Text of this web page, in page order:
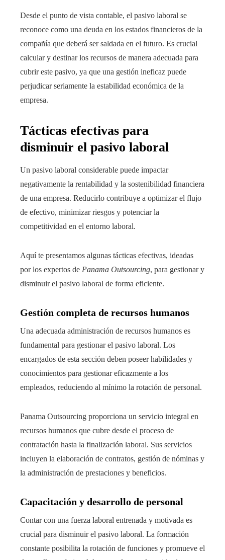
Desde el punto de vista contable, el pasivo laboral se
reconoce como una deuda en los estados financieros de la
compañía que deberá ser saldada en el futuro. Es crucial
calcular y destinar los recursos de manera adecuada para
cubrir este pasivo, ya que una gestión ineficaz puede
perjudicar seriamente la estabilidad económica de la
empresa.
Tácticas efectivas para
disminuir el pasivo laboral
Un pasivo laboral considerable puede impactar
negativamente la rentabilidad y la sostenibilidad financiera
de una empresa. Reducirlo contribuye a optimizar el flujo
de efectivo, minimizar riesgos y potenciar la
competitividad en el entorno laboral.
Aquí te presentamos algunas tácticas efectivas, ideadas
por los expertos de Panama Outsourcing, para gestionar y
disminuir el pasivo laboral de forma eficiente.
Gestión completa de recursos humanos
Una adecuada administración de recursos humanos es
fundamental para gestionar el pasivo laboral. Los
encargados de esta sección deben poseer habilidades y
conocimientos para gestionar eficazmente a los
empleados, reduciendo al mínimo la rotación de personal.
Panama Outsourcing proporciona un servicio integral en
recursos humanos que cubre desde el proceso de
contratación hasta la finalización laboral. Sus servicios
incluyen la elaboración de contratos, gestión de nóminas y
la administración de prestaciones y beneficios.
Capacitación y desarrollo de personal
Contar con una fuerza laboral entrenada y motivada es
crucial para disminuir el pasivo laboral. La formación
constante posibilita la rotación de funciones y promueve el